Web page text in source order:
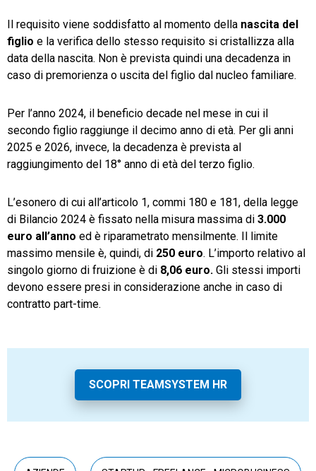
Il requisito viene soddisfatto al momento della nascita del
figlio e la verifica dello stesso requisito si cristallizza alla
data della nascita. Non è prevista quindi una decadenza in
caso di premorienza o uscita del figlio dal nucleo familiare.
Per l’anno 2024, il beneficio decade nel mese in cui il
secondo figlio raggiunge il decimo anno di età. Per gli anni
2025 e 2026, invece, la decadenza è prevista al
raggiungimento del 18° anno di età del terzo figlio.
L’esonero di cui all’articolo 1, commi 180 e 181, della legge
di Bilancio 2024 è fissato nella misura massima di 3.000
euro all’anno ed è riparametrato mensilmente. Il limite
massimo mensile è, quindi, di 250 euro. L’importo relativo al
singolo giorno di fruizione è di 8,06 euro. Gli stessi importi
devono essere presi in considerazione anche in caso di
contratto part-time.
SCOPRI TEAMSYSTEM HR